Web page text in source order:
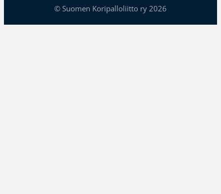
© Suomen Koripalloliitto ry 2026